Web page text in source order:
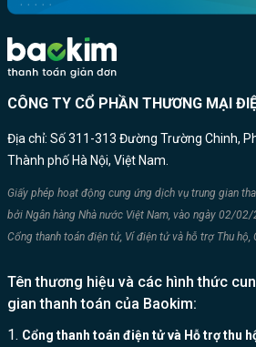
CÔNG TY CỔ PHẦN THƯƠNG MẠI
Địa chỉ: Số 311-313 Đường Trường Chinh,
Thành phố Hà Nội, Việt Nam.
Giấy phép hoạt động cung ứng dịch vụ trung gian
bởi Ngân hàng Nhà nước Việt Nam, vào ngày 02/
Cổng thanh toán điện tử, Ví điện tử và hỗ trợ Thu hộ,
Tên thương hiệu và các hình thức
gian thanh toán của Baokim:
Cổng thanh toán điện tử và Hỗ trợ thu